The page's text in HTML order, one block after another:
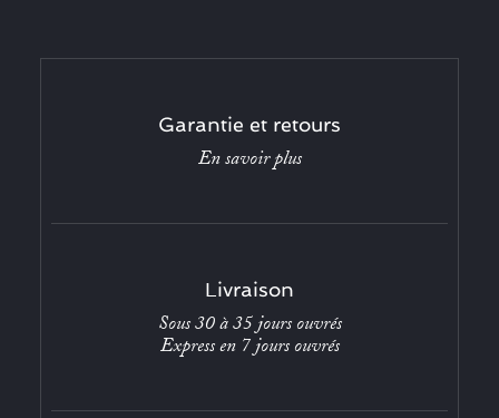
Garantie et retours
En savoir plus
Livraison
Sous 30 à 35 jours ouvrés
Express en 7 jours ouvrés